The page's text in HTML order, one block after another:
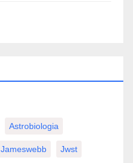
Astrobiologia
Jameswebb Jwst